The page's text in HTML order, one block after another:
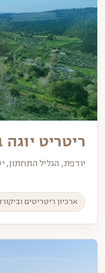
ריטריט
יודפת, הגליל התחתון,
ארכיון ריטריטים